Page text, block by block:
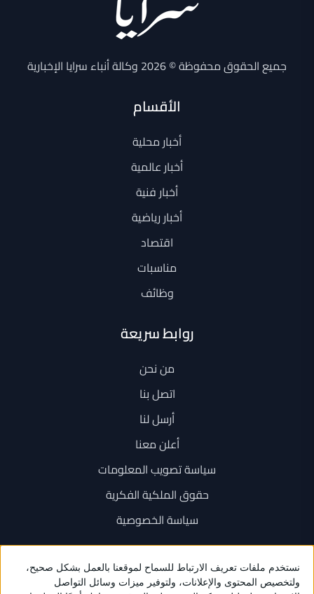
جميع الحقوق محفوظة © 2026 وكالة أنباء سرايا الإخبارية
الأقسام
أخبار محلية
أخبار عالمية
أخبار فنية
أخبار رياضية
اقتصاد
مناسبات
وظائف
روابط سريعة
من نحن
اتصل بنا
أرسل لنا
أعلن معنا
سياسة تصويب المعلومات
حقوق الملكية الفكرية
سياسة الخصوصية
اتصل بنا